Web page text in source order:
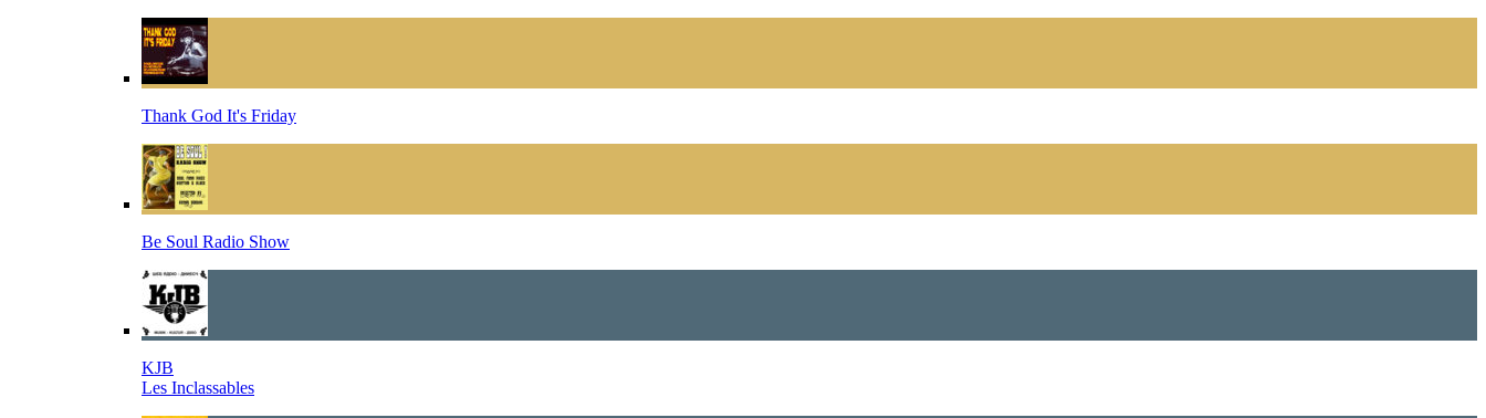
Thank God It's Friday
Be Soul Radio Show
KJB
Les Inclassables